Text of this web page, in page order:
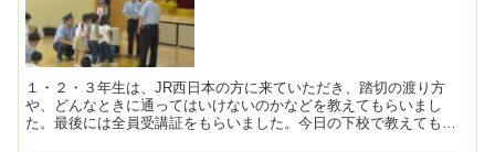
１・２・３年生は、JR西日本の方に来ていただき、踏切の渡り方
や、どんなときに通ってはいけないのかなどを教えてもらいまし
た。最後には全員受講証をもらいました。今日の下校で教えてもら